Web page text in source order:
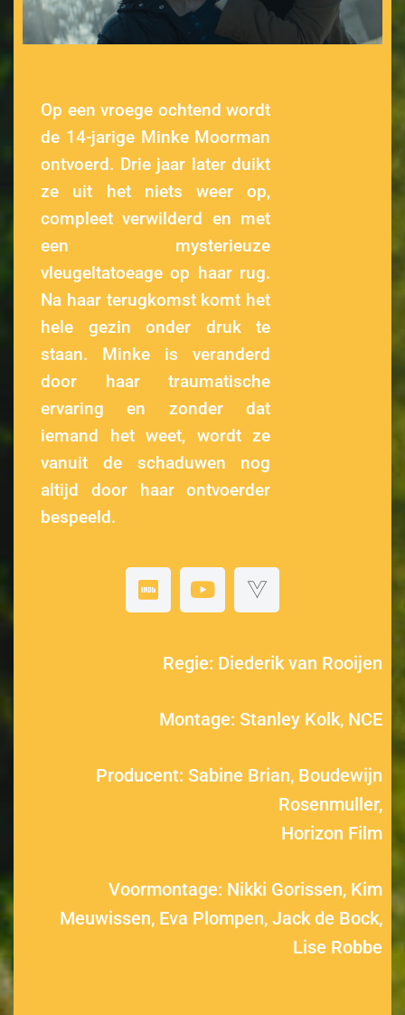
Op een vroege ochtend wordt
de 14-jarige Minke Moorman
ontvoerd. Drie jaar later duikt
ze uit het niets weer op,
compleet verwilderd en met
een mysterieuze
vleugeltatoeage op haar rug.
Na haar terugkomst komt het
hele gezin onder druk te
staan. Minke is veranderd
door haar traumatische
ervaring en zonder dat
iemand het weet, wordt ze
vanuit de schaduwen nog
altijd door haar ontvoerder
bespeeld.
Regie: Diederik van Rooijen
Montage: Stanley Kolk, NCE
Producent: Sabine Brian, Boudewijn
Rosenmuller,
Horizon Film
Voormontage: Nikki Gorissen, Kim
Meuwissen, Eva Plompen, Jack de Bock,
Lise Robbe